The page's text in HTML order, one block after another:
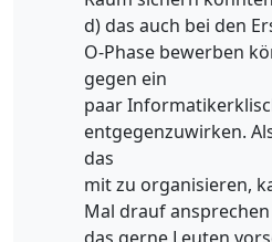
d) das auch bei den
O-Phase bewerben
gegen ein
paar
entgegenzuwirken.
das
mit zu organisieren,
Mal drauf